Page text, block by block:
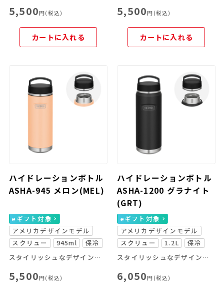
5,500円(税込)
カートに入れる
5,500円(税込)
カートに入れる
ハイドレーションボトル
ASHA-945 メロン(MEL)
eギフト対象
アメリカデザインモデル
スクリュー
945ml
保冷
スタイリッシュなデザインの大容量ボトル
5,500円(税込)
ハイドレーションボトル
ASHA-1200 グラナイト
(GRT)
eギフト対象
アメリカデザインモデル
スクリュー
1.2L
保冷
スタイリッシュなデザインの大容量ボトル
6,050円(税込)